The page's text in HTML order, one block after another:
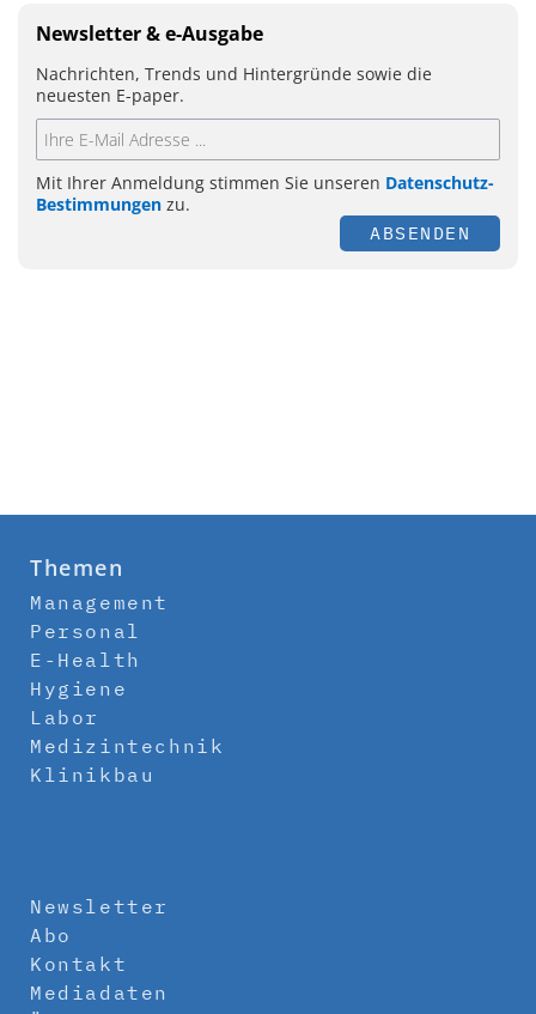
Newsletter & e-Ausgabe
Nachrichten, Trends und Hintergründe sowie die
neuesten E-paper.
Mit Ihrer Anmeldung stimmen Sie unseren Datenschutz-
Bestimmungen zu.
ABSENDEN
Themen
Management
Personal
E-Health
Hygiene
Labor
Medizintechnik
Klinikbau
Newsletter
Abo
Kontakt
Mediadaten